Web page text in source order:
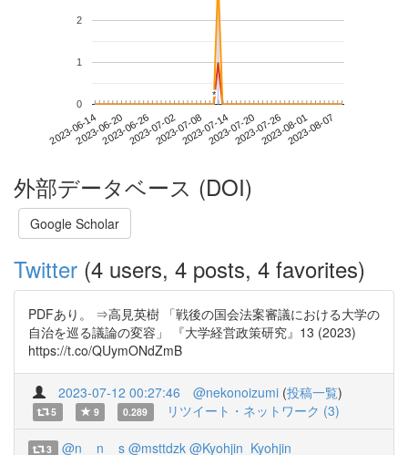
2023-06-142023-06-202023-06-262023-07-022023-07-082023-07-142023-07-202023-07-262023-08-012023-08-07
0
1
2
**
外部データベース (DOI)
Google Scholar
Twitter (4 users, 4 posts, 4 favorites)
PDFあり。 ⇒高見英樹 「戦後の国会法案審議における大学の
自治を巡る議論の変容」 『大学経営政策研究』13 (2023)
https://t.co/QUymONdZmB
2023-07-12 00:27:46 @nekonoizumi (投稿一覧)
5 9 0.289 リツイート・ネットワーク (3)
3 @n__n__s @msttdzk @Kyohjin_Kyohjin